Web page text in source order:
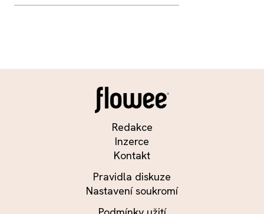
Redakce
Inzerce
Kontakt
Pravidla diskuze
Nastavení soukromí